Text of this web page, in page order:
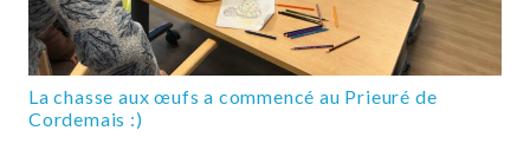
La chasse aux œufs a commencé au Prieuré de
Cordemais :)